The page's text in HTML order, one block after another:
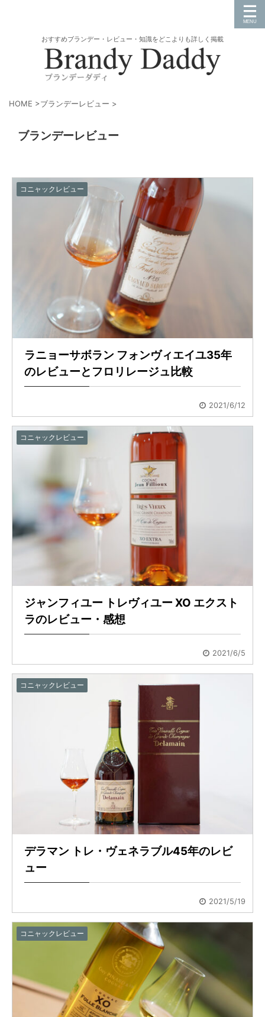
おすすめブランデー・レビュー・知識をどこよりも詳しく掲載
HOME >ブランデーレビュー >
ブランデーレビュー
コニャックレビュー
ラニョーサボラン フォンヴィエイユ35年
のレビューとフロリレージュ比較
2021/6/12
コニャックレビュー
ジャンフィユー トレヴィユー XO エクスト
ラのレビュー・感想
2021/6/5
コニャックレビュー
デラマン トレ・ヴェネラブル45年のレビ
ュー
2021/5/19
コニャックレビュー